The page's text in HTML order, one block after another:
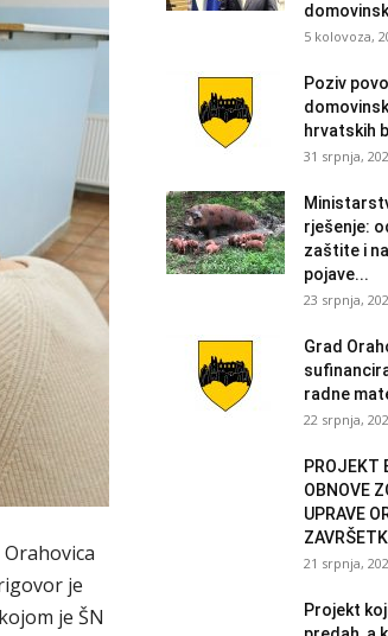
je
je ŠN
5 kolovoza,
Poziv
hrvatskih
31 srpnja,
rješenje:
zaštite i
pojave...
23 srpnja,
Grad
radne
22 srpnja,
PROJEKT
OBNOVE
UPRAVE
21 srpnja,
Projekt